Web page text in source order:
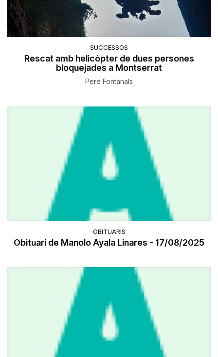
SUCCESSOS
Rescat amb helicòpter de dues persones
bloquejades a Montserrat
Pere Fontanals
OBITUARIS
Obituari de Manolo Ayala Linares - 17/08/2025